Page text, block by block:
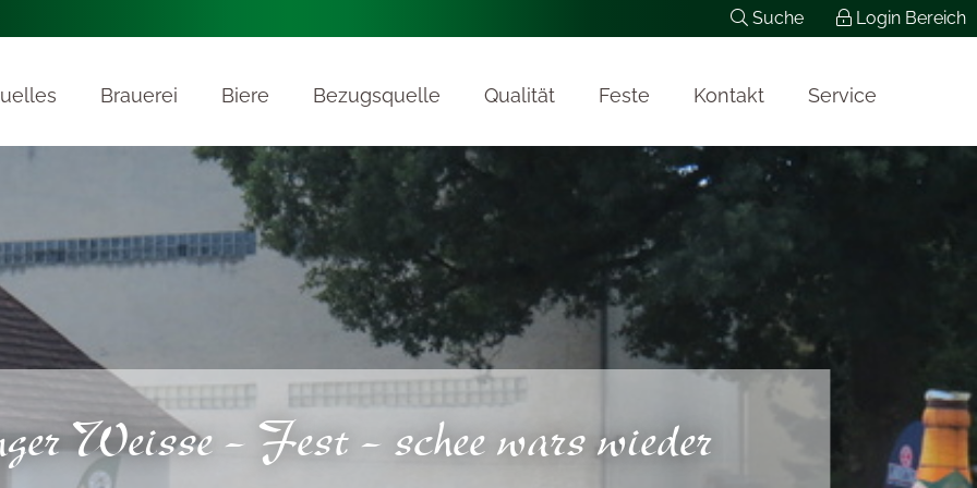
Suche Login Bereich
Brauerei Biere Bezugsquelle Qualität Feste Kontakt Service
Weisse – Fest – schee wars wieder